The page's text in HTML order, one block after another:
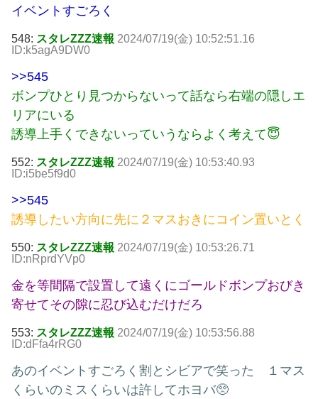
イベントすごろく
548: スタレZZZ速報 2024/07/19(金) 10:52:51.16
ID:k5agA9DW0
>>545
ボンプひとり見つからないって話なら右端の隠しエ
リアにいる
誘導上手くできないっていうならよく考えて😇
552: スタレZZZ速報 2024/07/19(金) 10:53:40.93
ID:i5be5f9d0
>>545
誘導したい方向に先に２マスおきにコイン置いとく
550: スタレZZZ速報 2024/07/19(金) 10:53:26.71
ID:nRprdYVp0
金を等間隔で設置して遠くにゴールドボンプおびき
寄せてその隙に忍び込むだけだろ
553: スタレZZZ速報 2024/07/19(金) 10:53:56.88
ID:dFfa4rRG0
あのイベントすごろく割とシビアで笑った １マス
くらいのミスくらいは許してホヨバ🥺